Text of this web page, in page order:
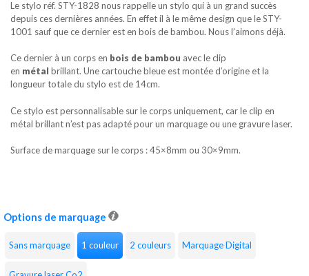
Le stylo réf. STY-1828 nous rappelle un stylo qui à un grand succès
depuis ces dernières années. En effet il à le même design que le STY-
1001 sauf que ce dernier est en bois de bambou. Nous l’aimons déjà.
Ce dernier à un corps en bois de bambou avec le clip
en métal brillant. Une cartouche bleue est montée d’origine et la
longueur totale du stylo est de 14cm.
Ce stylo est personnalisable sur le corps uniquement, car le clip en
métal brillant n’est pas adapté pour un marquage ou une gravure laser.
Surface de marquage sur le corps : 45×8mm ou 30×9mm.
Options de marquage
Sans marquage 1 couleur 2 couleurs Marquage Digital